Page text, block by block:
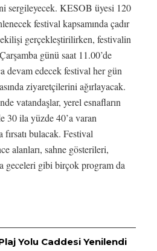
sergileyecek. KESOB üyesi 120
festival kapsamında çadır
gerçekleştirilirken, festivalin
günü saat 11.00’de
devam edecek festival her gün
ziyaretçilerini ağırlayacak.
vatandaşlar, yerel esnafların
30 ila yüzde 40’a varan
bulacak. Festival
alanları, sahne gösterileri,
geceleri gibi birçok program da
Yolu Caddesi Yenilendi